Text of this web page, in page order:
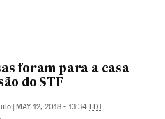
foram para a casa
do STF
| MAY 12, 2018 - 13:34 EDT